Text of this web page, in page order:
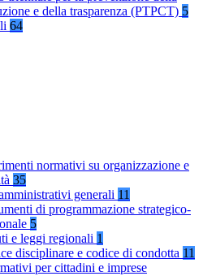
e della trasparenza (PTPCT) 5
64
normativi su organizzazione e
35
generali 11
di programmazione strategico-
5
e leggi regionali 1
disciplinare e codice di condotta 11
per cittadini e imprese